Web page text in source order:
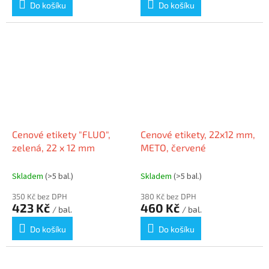
Do košíku Do košíku
Cenové etikety "FLUO",
zelená, 22 x 12 mm
Skladem (>5 bal.)
350 Kč bez DPH
423 Kč / bal.
Do košíku
Cenové etikety, 22x12 mm,
METO, červené
Skladem (>5 bal.)
380 Kč bez DPH
460 Kč / bal.
Do košíku